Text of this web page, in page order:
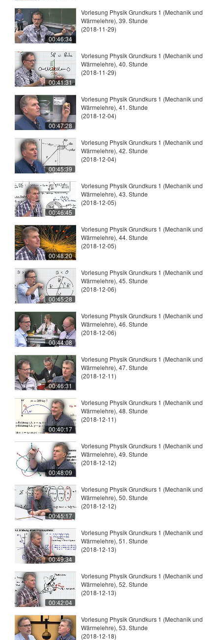
00:46:34
Vorlesung Physik Grundkurs 1 (Mechanik und
Wärmelehre), 39. Stunde
(2018-11-29)
00:41:31
Vorlesung Physik Grundkurs 1 (Mechanik und
Wärmelehre), 40. Stunde
(2018-11-29)
00:47:28
Vorlesung Physik Grundkurs 1 (Mechanik und
Wärmelehre), 41. Stunde
(2018-12-04)
00:45:39
Vorlesung Physik Grundkurs 1 (Mechanik und
Wärmelehre), 42. Stunde
(2018-12-04)
00:46:45
Vorlesung Physik Grundkurs 1 (Mechanik und
Wärmelehre), 43. Stunde
(2018-12-05)
00:48:20
Vorlesung Physik Grundkurs 1 (Mechanik und
Wärmelehre), 44. Stunde
(2018-12-05)
00:45:28
Vorlesung Physik Grundkurs 1 (Mechanik und
Wärmelehre), 45. Stunde
(2018-12-06)
00:44:08
Vorlesung Physik Grundkurs 1 (Mechanik und
Wärmelehre), 46. Stunde
(2018-12-06)
00:46:31
Vorlesung Physik Grundkurs 1 (Mechanik und
Wärmelehre), 47. Stunde
(2018-12-11)
00:40:17
Vorlesung Physik Grundkurs 1 (Mechanik und
Wärmelehre), 48. Stunde
(2018-12-11)
00:48:09
Vorlesung Physik Grundkurs 1 (Mechanik und
Wärmelehre), 49. Stunde
(2018-12-12)
00:45:17
Vorlesung Physik Grundkurs 1 (Mechanik und
Wärmelehre), 50. Stunde
(2018-12-12)
00:49:34
Vorlesung Physik Grundkurs 1 (Mechanik und
Wärmelehre), 51. Stunde
(2018-12-13)
00:42:04
Vorlesung Physik Grundkurs 1 (Mechanik und
Wärmelehre), 52. Stunde
(2018-12-13)
Vorlesung Physik Grundkurs 1 (Mechanik und
Wärmelehre), 53. Stunde
(2018-12-18)